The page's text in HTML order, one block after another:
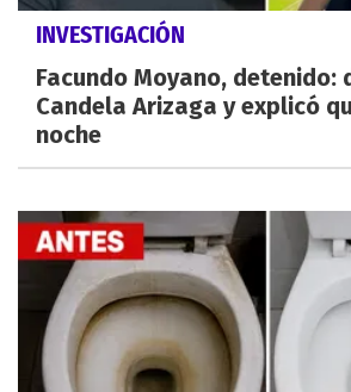
INVESTIGACIÓN
Facundo Moyano, detenido:
Candela Arizaga y explicó
noche